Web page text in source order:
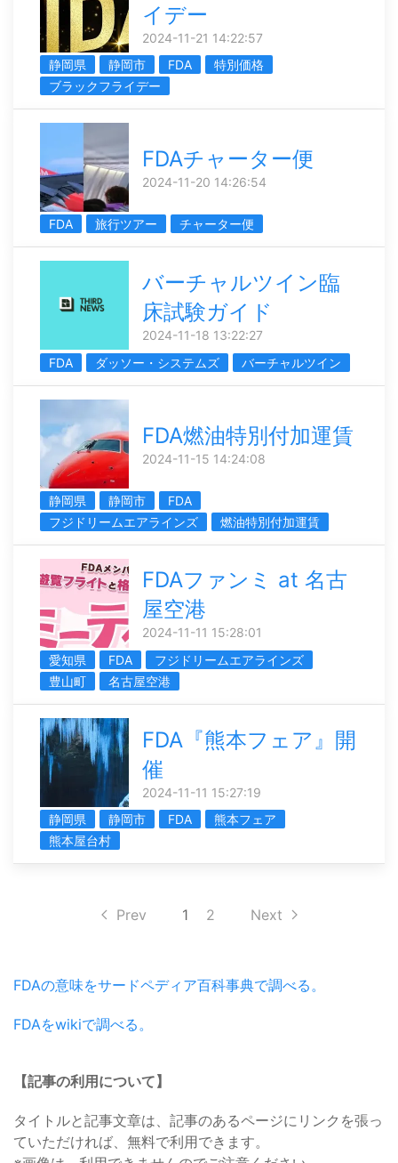
イデー
2024-11-21 14:22:57
静岡県
静岡市 FDA
特別価格
ブラックフライデー
FDAチャーター便
2024-11-20 14:26:54
FDA 旅行ツアー チャーター便
バーチャルツイン臨
床試験ガイド
2024-11-18 13:22:27
FDA
ダッソー・システムズ バーチャルツイン
FDA燃油特別付加運賃
2024-11-15 14:24:08
静岡県 静岡市
FDA
フジドリームエアラインズ
燃油特別付加運賃
FDAファンミ at 名古
屋空港
2024-11-11 15:28:01
愛知県
FDA
フジドリームエアラインズ
豊山町
名古屋空港
FDA『熊本フェア』開
催
2024-11-11 15:27:19
静岡県
静岡市 FDA
熊本フェア
熊本屋台村
Prev 1 2 Next
FDAの意味をサードペディア百科事典で調べる。
FDAをwikiで調べる。
【記事の利用について】
タイトルと記事文章は、記事のあるページにリンクを張っ
ていただければ、無料で利用できます。